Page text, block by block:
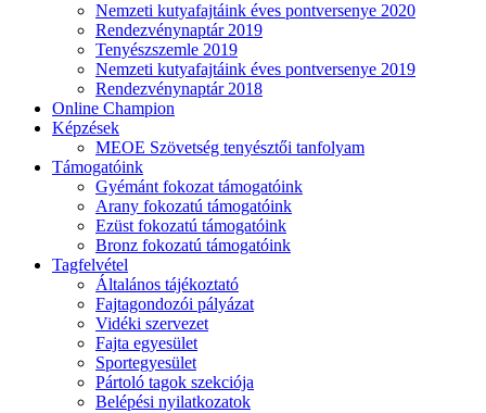
Nemzeti kutyafajtáink éves pontversenye 2020
Rendezvénynaptár 2019
Tenyészszemle 2019
Nemzeti kutyafajtáink éves pontversenye 2019
Rendezvénynaptár 2018
Online Champion
Képzések
MEOE Szövetség tenyésztői tanfolyam
Támogatóink
Gyémánt fokozat támogatóink
Arany fokozatú támogatóink
Ezüst fokozatú támogatóink
Bronz fokozatú támogatóink
Tagfelvétel
Általános tájékoztató
Fajtagondozói pályázat
Vidéki szervezet
Fajta egyesület
Sportegyesület
Pártoló tagok szekciója
Belépési nyilatkozatok